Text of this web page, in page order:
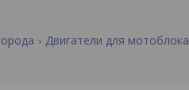
Двигатели для мотоблока